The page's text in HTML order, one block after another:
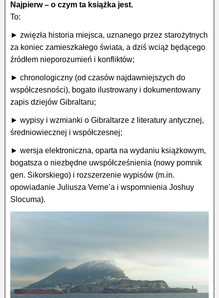
Najpierw – o czym ta książka jest.
To:
► zwięzła historia miejsca, uznanego przez starożytnych
za koniec zamieszkałego świata, a dziś wciąż będącego
źródłem nieporozumień i konfliktów;
► chronologiczny (od czasów najdawniejszych do
współczesności), bogato ilustrowany i dokumentowany
zapis dziejów Gibraltaru;
► wypisy i wzmianki o Gibraltarze z literatury antycznej,
średniowiecznej i współczesnej;
► wersja elektroniczna, oparta na wydaniu książkowym,
bogatsza o niezbędne uwspółcześnienia (nowy pomnik
gen. Sikorskiego) i rozszerzenie wypisów (m.in.
opowiadanie Juliusza Verne’a i wspomnienia Joshuy
Slocuma).